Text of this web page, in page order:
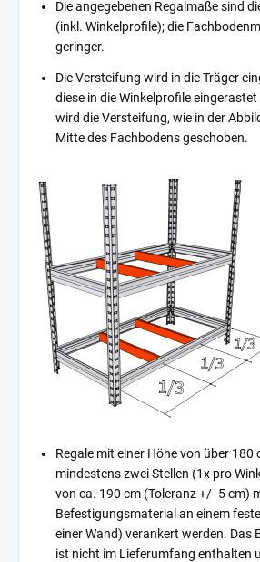
Die angegebenen Regalmaße sind
(inkl. Winkelprofile); die
geringer.
Die Versteifung wird in die Träger
diese in die Winkelprofile
wird die Versteifung, wie in der
Mitte des Fachbodens geschoben.
Regale mit einer Höhe von über 180
mindestens zwei Stellen (1x pro
von ca. 190 cm (Toleranz +/- 5 cm)
Befestigungsmaterial an einem
einer Wand) verankert werden. Das
ist nicht im Lieferumfang enthalten